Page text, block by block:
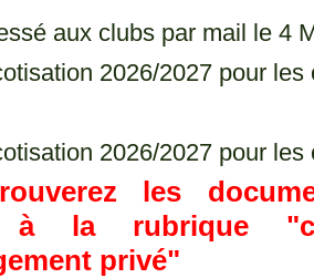
aux clubs par mail le 4
2026/2027 pour les
2026/2027 pour les
les
à la rubrique
privé"